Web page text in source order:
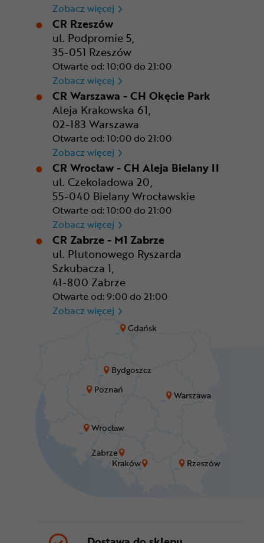
Bydgoszcz
Gdańsk
Kraków
Poznań
Rzeszów
Warszawa
Wrocław
Zabrze
Zobacz więcej CR Poznań - M1 Poznań
CR Rzeszów
ul. Podpromie 5,
35-051 Rzeszów
Otwarte od: 10:00 do 21:00
Zobacz więcej CR Rzeszów
CR Warszawa - CH Okęcie Park
Aleja Krakowska 61,
02-183 Warszawa
Otwarte od: 10:00 do 21:00
Zobacz więcej CR Warszawa - CH Okęcie
CR Wrocław - CH Aleja Bielany II
ul. Czekoladowa 20,
55-040 Bielany Wrocławskie
Otwarte od: 10:00 do 21:00
Zobacz więcej CR Wrocław - CH Aleja
CR Zabrze - M1 Zabrze
ul. Plutonowego Ryszarda
Szkubacza 1,
41-800 Zabrze
Otwarte od: 9:00 do 21:00
Zobacz więcej CR Zabrze - M1 Zabrze